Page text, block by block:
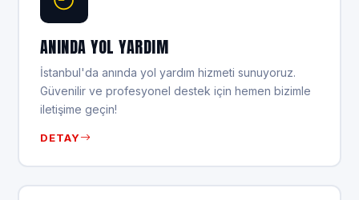
ANINDA YOL YARDIM
İstanbul'da anında yol yardım hizmeti sunuyoruz.
Güvenilir ve profesyonel destek için hemen bizimle
iletişime geçin!
DETAY